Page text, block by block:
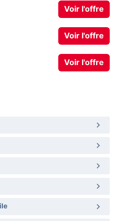
Voir l'offre
Voir l'offre
Voir l'offre